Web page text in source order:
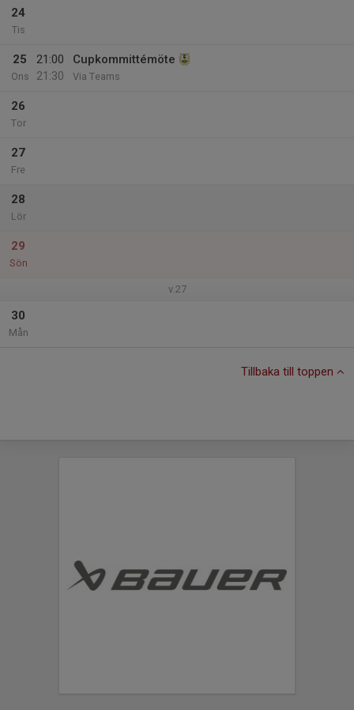
24
Tis
25
Ons
21:00
21:30
Cupkommittémöte
Via Teams
26
Tor
27
Fre
28
Lör
29
Sön
v.27
30
Mån
Tillbaka till toppen